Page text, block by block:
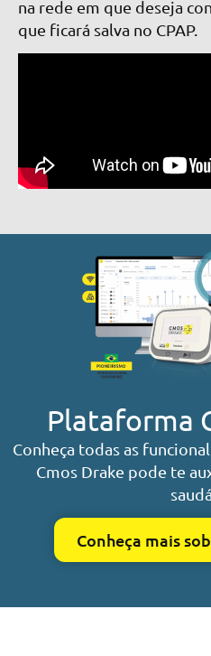
na rede em que deseja
que ficará salva no CPAP.
Plataforma
Conheça todas as
Cmos Drake pode te
Conheça mais